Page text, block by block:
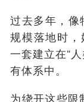
过去多年，像
规模落地时
一套建立在“
有体系中。
为绕开这些限